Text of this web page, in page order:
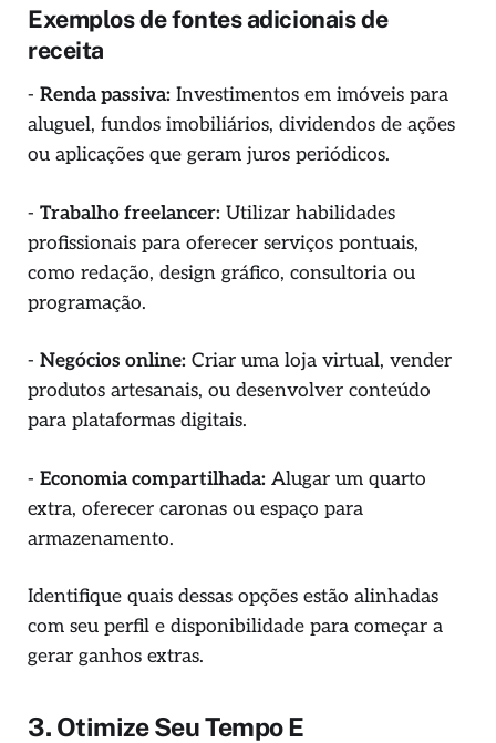
Exemplos de fontes adicionais de
receita
- Renda passiva: Investimentos em imóveis para
aluguel, fundos imobiliários, dividendos de ações
ou aplicações que geram juros periódicos.
- Trabalho freelancer: Utilizar habilidades
profissionais para oferecer serviços pontuais,
como redação, design gráfico, consultoria ou
programação.
- Negócios online: Criar uma loja virtual, vender
produtos artesanais, ou desenvolver conteúdo
para plataformas digitais.
- Economia compartilhada: Alugar um quarto
extra, oferecer caronas ou espaço para
armazenamento.
Identifique quais dessas opções estão alinhadas
com seu perfil e disponibilidade para começar a
gerar ganhos extras.
3. Otimize Seu Tempo E